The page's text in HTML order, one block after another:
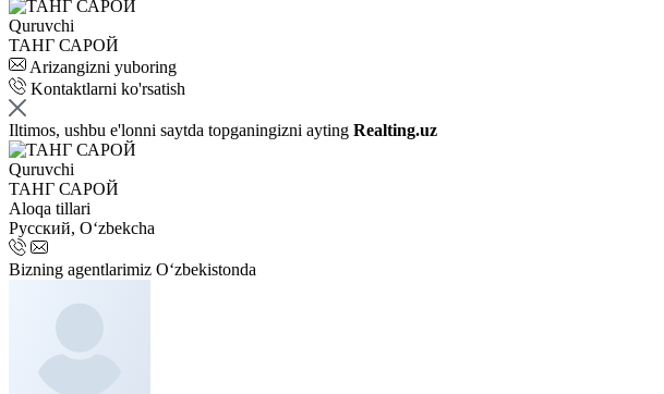
Quruvchi
ТАНГ САРОЙ
Arizangizni yuboring
Kontaktlarni ko'rsatish
Iltimos, ushbu e'lonni saytda topganingizni ayting Realting.uz
Quruvchi
ТАНГ САРОЙ
Aloqa tillari
Русский, Oʻzbekcha
Bizning agentlarimiz O‘zbekistonda